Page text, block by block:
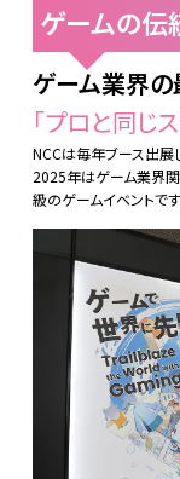
ゲームの伝
ゲーム業界の
「プロと同じ
NCCは毎年ブース出展
2025年はゲーム業界
級のゲームイベントです